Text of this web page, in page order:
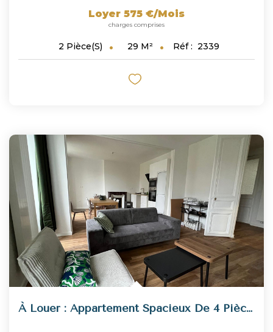
Loyer 575 €/mois
charges comprises
2 Pièce(s) 29 M² Réf : 2339
À Louer : Appartement Spacieux De 4 Pièces À Orléans